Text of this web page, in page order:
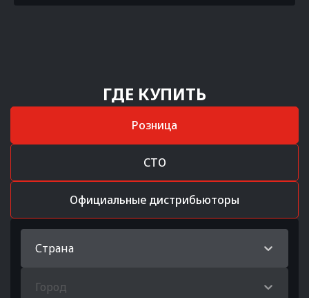
ГДЕ КУПИТЬ
Розница
СТО
Официальные дистрибьюторы
Страна
Город